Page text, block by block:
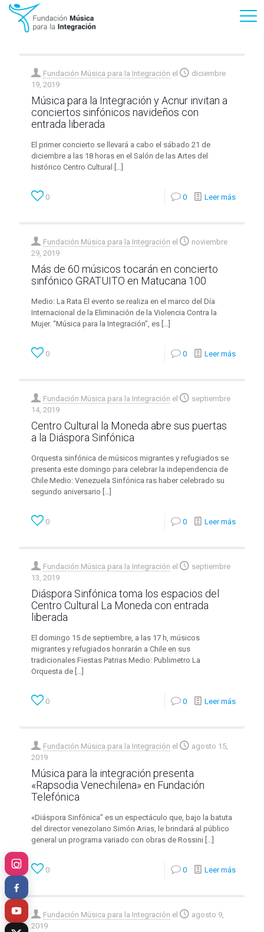
Fundación Música para la Integración el
diciembre
19, 2019
Música para la Integración y Acnur invitan a
conciertos sinfónicos navideños con
entrada liberada
El primer concierto se llevará a cabo el sábado 21 de
diciembre a las 18 horas en el Salón de las Artes del
histórico Centro Cultural
[…]
0 0 Leer más
Fundación Música para la Integración el
noviembre
29, 2019
Más de 60 músicos tocarán en concierto
sinfónico GRATUITO en Matucana 100
Medio: La Rata El evento se realiza en el marco del Día
Internacional de la Eliminación de la Violencia Contra la
Mujer. “Música para la Integración”, es […]
0 0 Leer más
Fundación Música para la Integración el
septiembre
14, 2019
Centro Cultural la Moneda abre sus puertas
a la Diáspora Sinfónica
Orquesta sinfónica de músicos migrantes y refugiados se
presenta este domingo para celebrar la independencia de
Chile Medio: Venezuela Sinfónica ras haber celebrado su
segundo aniversario […]
0 0 Leer más
Fundación Música para la Integración el
septiembre
13, 2019
Diáspora Sinfónica toma los espacios del
Centro Cultural La Moneda con entrada
liberada
El domingo 15 de septiembre, a las 17 h, músicos
migrantes y refugiados honrarán a Chile en sus
tradicionales Fiestas Patrias Medio: Publimetro La
Orquesta de […]
0 0 Leer más
Fundación Música para la Integración el
agosto 15,
2019
Música para la integración presenta
«Rapsodia Venechilena» en Fundación
Telefónica
«Diáspora Sinfónica” es un espectáculo que, bajo la batuta
del director venezolano Simón Arias, le brindará al público
general un programa variado con obras de Rossini […]
0 0 Leer más
Fundación Música para la Integración el
agosto 9,
2019